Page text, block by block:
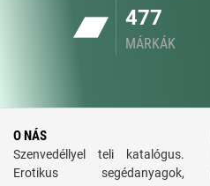
477
MÁRKÁK
O NÁS
Szenvedéllyel teli katalógus.
Erotikus segédanyagok,